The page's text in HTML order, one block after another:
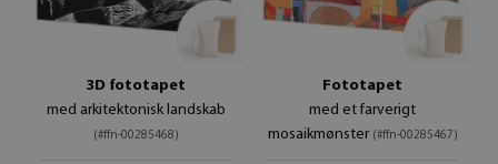
3D fototapet
med arkitektonisk landskab
(#ffn-00285468)
Fototapet
med et farverigt
mosaikmønster (#ffn-00285467)